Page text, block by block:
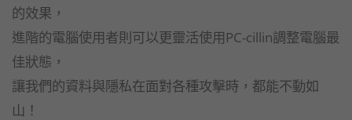
的效果，
進階的電腦使用者則可以更靈活使用PC-cillin調整電腦最
佳狀態，
讓我們的資料與隱私在面對各種攻擊時，都能不動如
山！